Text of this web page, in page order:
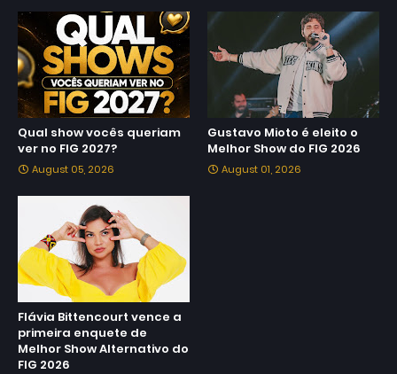
Qual show vocês queriam
ver no FIG 2027?
August 05, 2026
Gustavo Mioto é eleito o
Melhor Show do FIG 2026
August 01, 2026
Flávia Bittencourt vence a
primeira enquete de
Melhor Show Alternativo do
FIG 2026